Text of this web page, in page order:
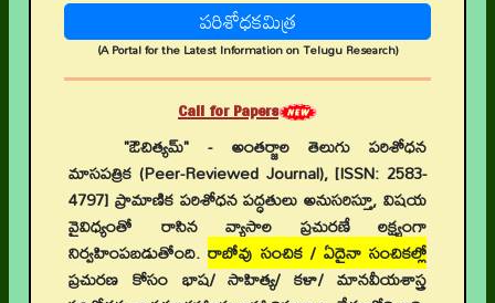
పరిశోధకమిత్ర
(A Portal for the Latest Information on Telugu Research)
Call for Papers
"ఔచిత్యమ్" - అంతర్జాల తెలుగు పరిశోధన
మాసపత్రిక (Peer-Reviewed Journal), [ISSN: 2583-
4797] ప్రామాణిక పరిశోధన పద్ధతులు అనుసరిస్తూ, విషయ
వైవిధ్యంతో రాసిన వ్యాసాల ప్రచురణే లక్ష్యంగా
నిర్వహింపబడుతోంది.రాబోవు సంచిక / ఏదైనా సంచికల్లో
ప్రచురణ కోసం భాష/ సాహిత్య/ కళా/ మానవీయశాస్త్ర